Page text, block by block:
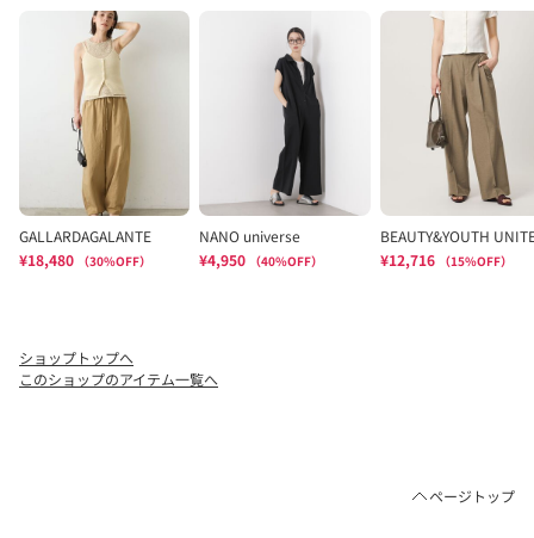
ショップトップへ
このショップのアイテム一覧へ
ページトップ